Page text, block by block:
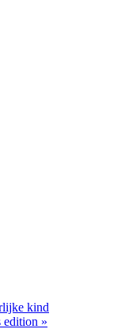
kind
edition »